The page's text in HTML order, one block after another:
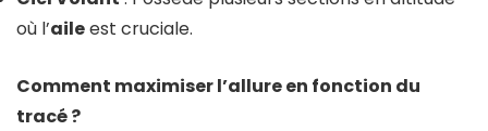
où l’aileest cruciale.
Comment maximiser l’allure en fonction du
tracé ?